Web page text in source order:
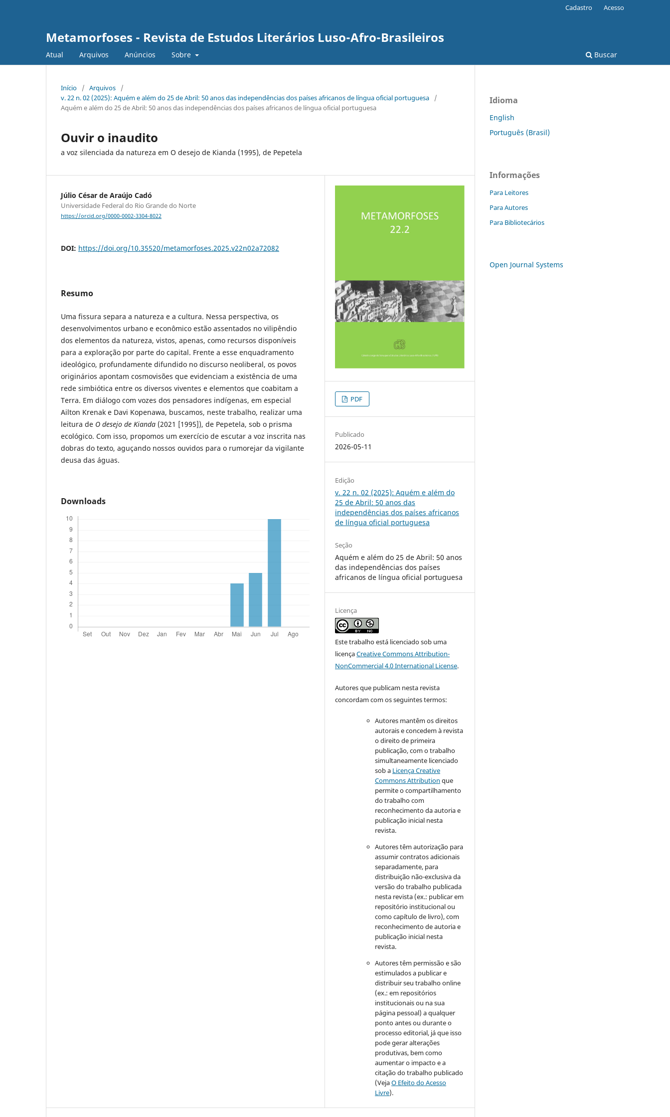
Metamorfoses - Revista de Estudos Literários Luso-Afro-Brasileiros
Atual Arquivos Anúncios Sobre Buscar
Cadastro Acesso
Início / Arquivos
/
v. 22 n. 02 (2025): Aquém e além do 25 de Abril: 50 anos das independências dos países africanos de língua oficial portuguesa
/
Aquém e além do 25 de Abril: 50 anos das independências dos países africanos de língua oficial portuguesa
Ouvir o inaudito
a voz silenciada da natureza em O desejo de Kianda (1995), de Pepetela
Júlio César de Araújo Cadó
Universidade Federal do Rio Grande do Norte
https://orcid.org/0000-0002-3304-8022
DOI: https://doi.org/10.35520/metamorfoses.2025.v22n02a72082
Resumo
Uma fissura separa a natureza e a cultura. Nessa perspectiva, os
desenvolvimentos urbano e econômico estão assentados no vilipêndio
dos elementos da natureza, vistos, apenas, como recursos disponíveis
para a exploração por parte do capital. Frente a esse enquadramento
ideológico, profundamente difundido no discurso neoliberal, os povos
originários apontam cosmovisões que evidenciam a existência de uma
rede simbiótica entre os diversos viventes e elementos que coabitam a
Terra. Em diálogo com vozes dos pensadores indígenas, em especial
Ailton Krenak e Davi Kopenawa, buscamos, neste trabalho, realizar uma
leitura de O desejo de Kianda (2021 [1995]), de Pepetela, sob o prisma
ecológico. Com isso, propomos um exercício de escutar a voz inscrita nas
dobras do texto, aguçando nossos ouvidos para o rumorejar da vigilante
deusa das águas.
Downloads
PDF
Publicado
2026-05-11
Edição
v. 22 n. 02 (2025): Aquém e além do
25 de Abril: 50 anos das
independências dos países africanos
de língua oficial portuguesa
Seção
Aquém e além do 25 de Abril: 50 anos
das independências dos países
africanos de língua oficial portuguesa
Licença
Este trabalho está licenciado sob uma
licençaCreative Commons Attribution-
NonCommercial 4.0 International License.
Autores que publicam nesta revista
concordam com os seguintes termos:
Autores mantêm os direitos
autorais e concedem à revista
o direito de primeira
publicação, com o trabalho
simultaneamente licenciado
sob a Licença Creative
Commons Attribution que
permite o compartilhamento
do trabalho com
reconhecimento da autoria e
publicação inicial nesta
revista.
Autores têm autorização para
assumir contratos adicionais
separadamente, para
distribuição não-exclusiva da
versão do trabalho publicada
nesta revista (ex.: publicar em
repositório institucional ou
como capítulo de livro), com
reconhecimento de autoria e
publicação inicial nesta
revista.
Autores têm permissão e são
estimulados a publicar e
distribuir seu trabalho online
(ex.: em repositórios
institucionais ou na sua
página pessoal) a qualquer
ponto antes ou durante o
processo editorial, já que isso
pode gerar alterações
produtivas, bem como
aumentar o impacto e a
citação do trabalho publicado
(VejaO Efeito do Acesso
Livre).
Idioma
English
Português (Brasil)
Informações
Para Leitores
Para Autores
Para Bibliotecários
Open Journal Systems